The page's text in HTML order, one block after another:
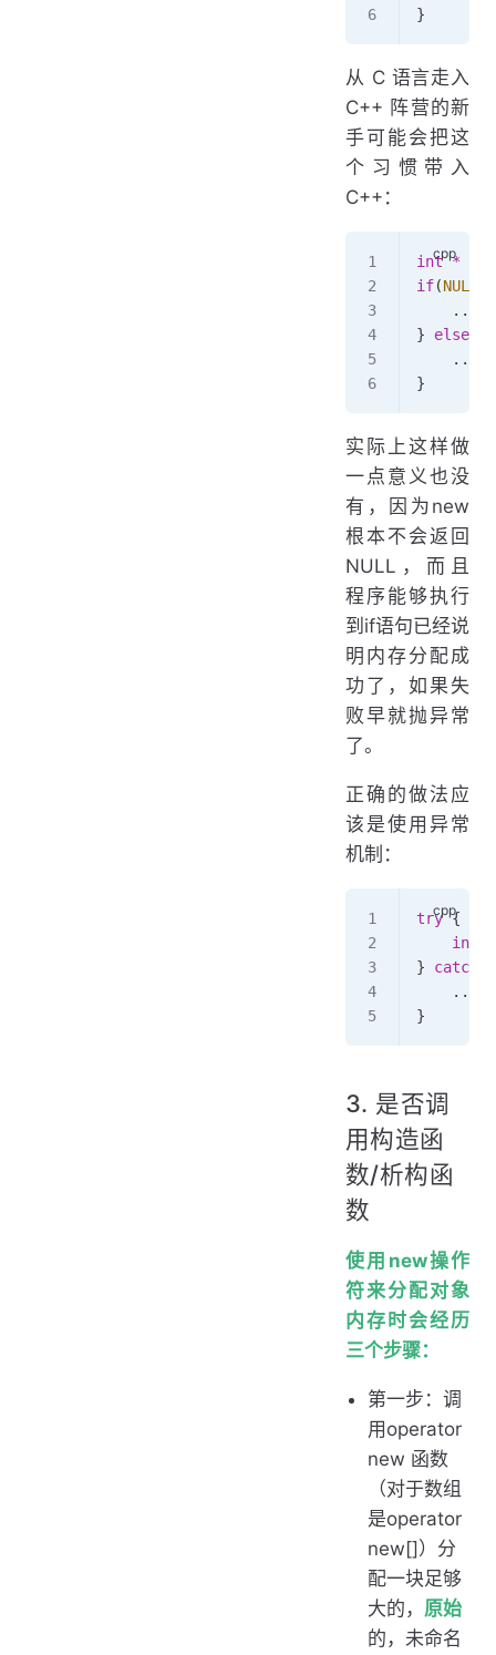
}
从 C 语言走入
C++ 阵营的新
手可能会把这
个习惯带入
C++：
int *
if(NULL
    ...
} else
    ...
}
实际上这样做
一点意义也没
有，因为new
根本不会返回
NULL，而且
程序能够执行
到if语句已经说
明内存分配成
功了，如果失
败早就抛异常
了。
正确的做法应
该是使用异常
机制：
try {
    int
} catch
    ...
}
3. 是否调
用构造函
数/析构函
数
使用new操作
符来分配对象
内存时会经历
三个步骤：
第一步：调
用operator
new 函数
（对于数组
是operator
new[]）分
配一块足够
大的， 原始
的，未命名